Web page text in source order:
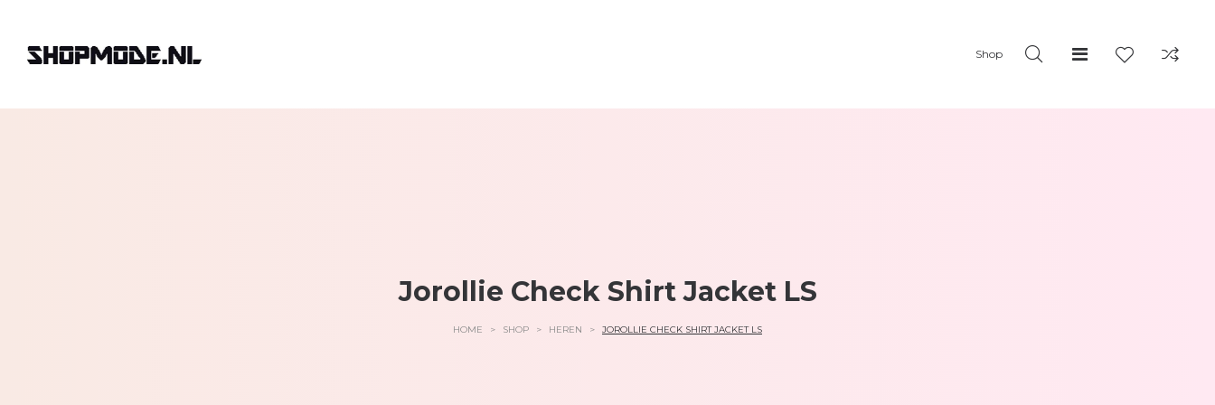
Shop
Jorollie Check Shirt Jacket LS
HOME > SHOP > HEREN > JOROLLIE CHECK SHIRT JACKET LS